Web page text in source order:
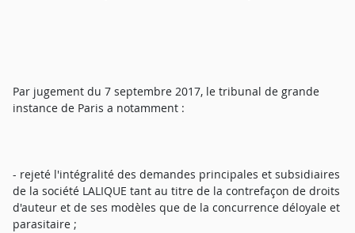
Par jugement du 7 septembre 2017, le tribunal de grande
instance de Paris a notamment :
- rejeté l'intégralité des demandes principales et subsidiaires
de la société LALIQUE tant au titre de la contrefaçon de droits
d'auteur et de ses modèles que de la concurrence déloyale et
parasitaire ;